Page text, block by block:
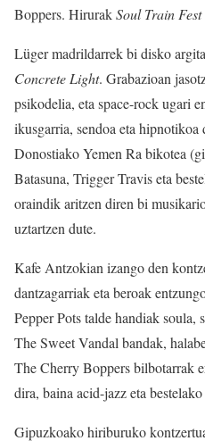
Boppers. HirurakSoul Train Fest
Lüger madrildarrek bi disko
Concrete Light. Grabazioan
psikodelia, eta space-rock ugari
ikusgarria, sendoa eta
Donostiako Yemen Ra bikotea
Batasuna, Trigger Travis eta
oraindik aritzen diren bi
uztartzen dute.
Kafe Antzokian izango den
dantzagarriak eta beroak
Pepper Pots talde handiak soula,
The Sweet Vandal bandak,
The Cherry Boppers bilbotarrak
dira, baina acid-jazz eta
Gipuzkoako hiriburuko